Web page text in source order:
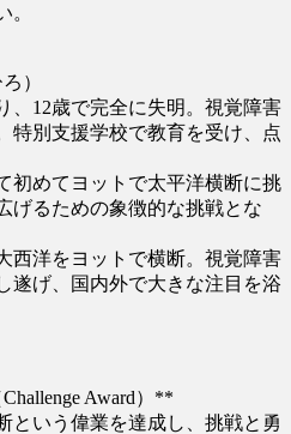
。
）
、12歳で完全に失明。視覚障害
特別支援学校で教育を受け、点
初めてヨットで太平洋横断に挑
げるための象徴的な挑戦とな
西洋をヨットで横断。視覚障害
遂げ、国内外で大きな注目を浴
Award）**
という偉業を達成し、挑戦と勇